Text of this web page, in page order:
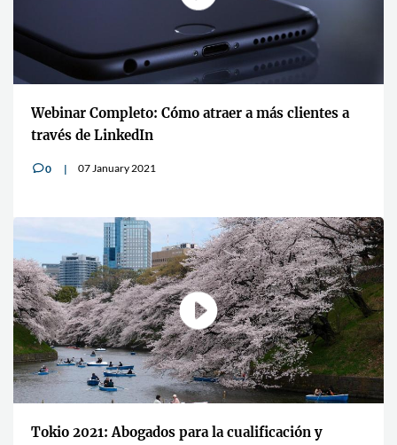
Webinar Completo: Cómo atraer a más clientes a
través de LinkedIn
v0 07 January 2021
Tokio 2021: Abogados para la cualificación y